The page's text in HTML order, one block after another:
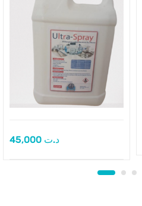
د.ت